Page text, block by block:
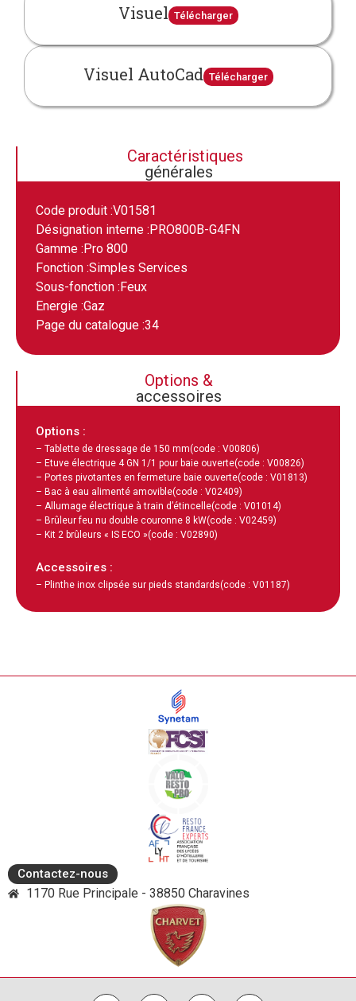
Visuel Télécharger
Visuel AutoCad Télécharger
Caractéristiques
générales
Code produit :V01581
Désignation interne :PRO800B-G4FN
Gamme :Pro 800
Fonction :Simples Services
Sous-fonction :Feux
Energie :Gaz
Page du catalogue :34
Options &
accessoires
Options :
– Tablette de dressage de 150 mm(code : V00806)
– Etuve électrique 4 GN 1/1 pour baie ouverte(code : V00826)
– Portes pivotantes en fermeture baie ouverte(code : V01813)
– Bac à eau alimenté amovible(code : V02409)
– Allumage électrique à train d’étincelle(code : V01014)
– Brûleur feu nu double couronne 8 kW(code : V02459)
– Kit 2 brûleurs « IS ECO »(code : V02890)
Accessoires :
– Plinthe inox clipsée sur pieds standards(code : V01187)
Contactez-nous
1170 Rue Principale - 38850 Charavines